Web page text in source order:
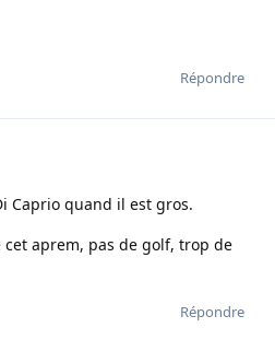
Répondre
Caprio quand il est gros.
cet aprem, pas de golf, trop de
Répondre